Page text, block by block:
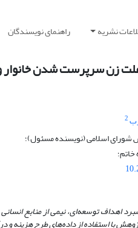
نشریه راهنمای نویسندگان
زن سرپرست شدن
2
اسلامی (نویسنده مسئول)؛
اهداف توسعه‌ای، نیمی از منابع